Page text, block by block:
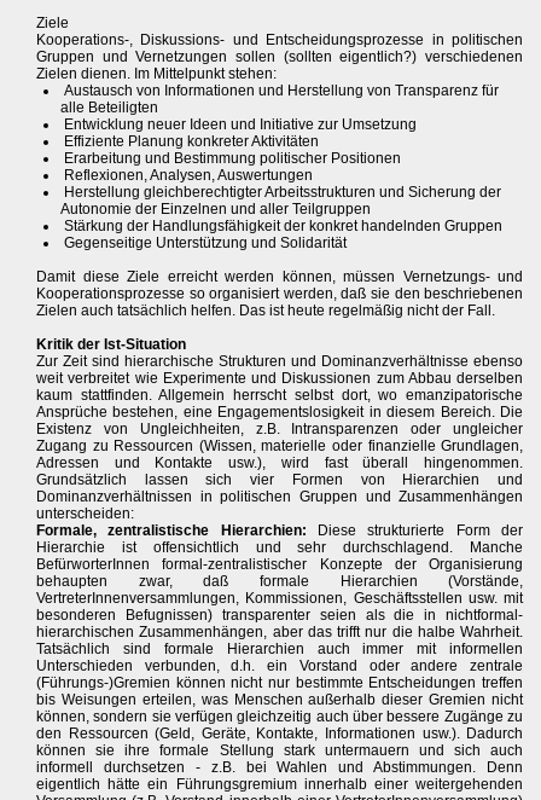
Ziele
Kooperations-, Diskussions- und Entscheidungsprozesse in politischen
Gruppen und Vernetzungen sollen (sollten eigentlich?) verschiedenen
Zielen dienen. Im Mittelpunkt stehen:
Austausch von Informationen und Herstellung von Transparenz für
alle Beteiligten
Entwicklung neuer Ideen und Initiative zur Umsetzung
Effiziente Planung konkreter Aktivitäten
Erarbeitung und Bestimmung politischer Positionen
Reflexionen, Analysen, Auswertungen
Herstellung gleichberechtigter Arbeitsstrukturen und Sicherung der
Autonomie der Einzelnen und aller Teilgruppen
Stärkung der Handlungsfähigkeit der konkret handelnden Gruppen
Gegenseitige Unterstützung und Solidarität
Damit diese Ziele erreicht werden können, müssen Vernetzungs- und
Kooperationsprozesse so organisiert werden, daß sie den beschriebenen
Zielen auch tatsächlich helfen. Das ist heute regelmäßig nicht der Fall.
Kritik der Ist-Situation
Zur Zeit sind hierarchische Strukturen und Dominanzverhältnisse ebenso
weit verbreitet wie Experimente und Diskussionen zum Abbau derselben
kaum stattfinden. Allgemein herrscht selbst dort, wo emanzipatorische
Ansprüche bestehen, eine Engagementslosigkeit in diesem Bereich. Die
Existenz von Ungleichheiten, z.B. Intransparenzen oder ungleicher
Zugang zu Ressourcen (Wissen, materielle oder finanzielle Grundlagen,
Adressen und Kontakte usw.), wird fast überall hingenommen.
Grundsätzlich lassen sich vier Formen von Hierarchien und
Dominanzverhältnissen in politischen Gruppen und Zusammenhängen
unterscheiden:
Formale, zentralistische Hierarchien: Diese strukturierte Form der
Hierarchie ist offensichtlich und sehr durchschlagend. Manche
BefürworterInnen formal-zentralistischer Konzepte der Organisierung
behaupten zwar, daß formale Hierarchien (Vorstände,
VertreterInnenversammlungen, Kommissionen, Geschäftsstellen usw. mit
besonderen Befugnissen) transparenter seien als die in nichtformal-
hierarchischen Zusammenhängen, aber das trifft nur die halbe Wahrheit.
Tatsächlich sind formale Hierarchien auch immer mit informellen
Unterschieden verbunden, d.h. ein Vorstand oder andere zentrale
(Führungs-)Gremien können nicht nur bestimmte Entscheidungen treffen
bis Weisungen erteilen, was Menschen außerhalb dieser Gremien nicht
können, sondern sie verfügen gleichzeitig auch über bessere Zugänge zu
den Ressourcen (Geld, Geräte, Kontakte, Informationen usw.). Dadurch
können sie ihre formale Stellung stark untermauern und sich auch
informell durchsetzen - z.B. bei Wahlen und Abstimmungen. Denn
eigentlich hätte ein Führungsgremium innerhalb einer weitergehenden